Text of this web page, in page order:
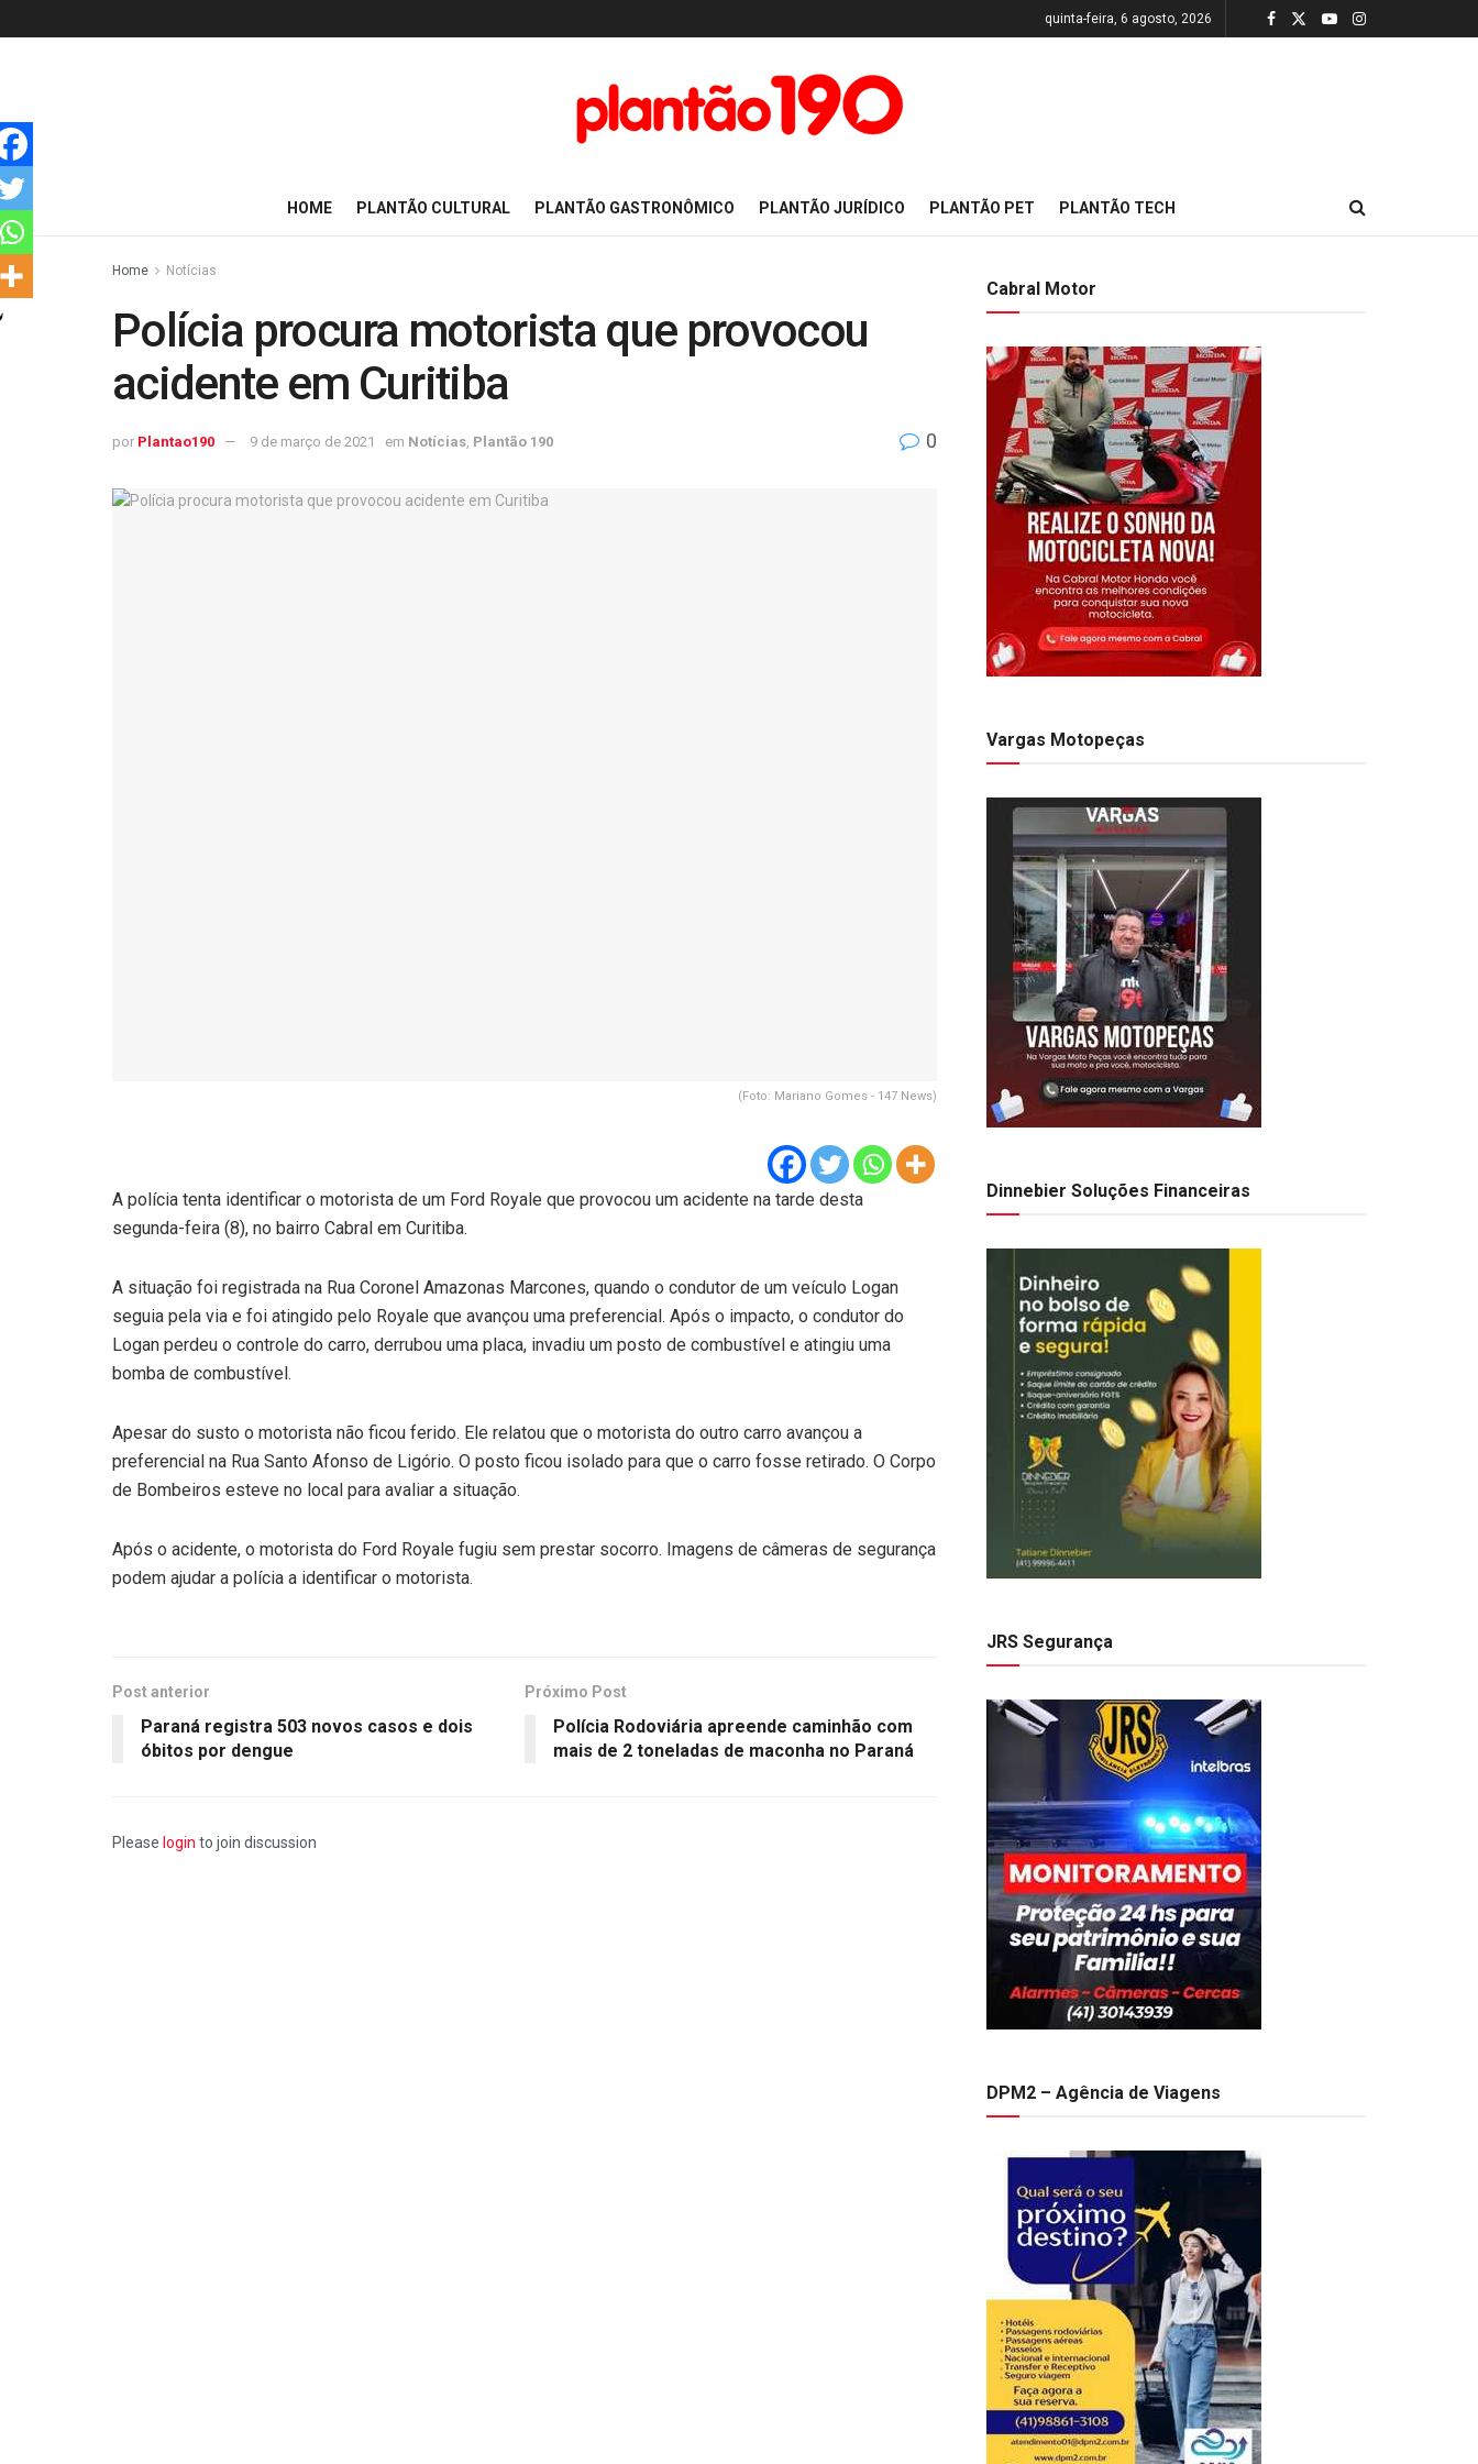
quinta-feira, 6 agosto, 2026
HOME PLANTÃO CULTURAL PLANTÃO GASTRONÔMICO PLANTÃO JURÍDICO PLANTÃO PET PLANTÃO TECH
Home Notícias
Polícia procura motorista que provocou
acidente em Curitiba
por Plantao190 9 de março de 2021 em Notícias Plantão 190 0
(Foto: Mariano Gomes - 147 News)
A polícia tenta identificar o motorista de um Ford Royale que provocou um acidente na tarde desta
segunda-feira (8), no bairro Cabral em Curitiba.
A situação foi registrada na Rua Coronel Amazonas Marcones, quando o condutor de um veículo Logan
seguia pela via e foi atingido pelo Royale que avançou uma preferencial. Após o impacto, o condutor do
Logan perdeu o controle do carro, derrubou uma placa, invadiu um posto de combustível e atingiu uma
bomba de combustível.
Apesar do susto o motorista não ficou ferido. Ele relatou que o motorista do outro carro avançou a
preferencial na Rua Santo Afonso de Ligório. O posto ficou isolado para que o carro fosse retirado. O Corpo
de Bombeiros esteve no local para avaliar a situação.
Após o acidente, o motorista do Ford Royale fugiu sem prestar socorro. Imagens de câmeras de segurança
podem ajudar a polícia a identificar o motorista.
Post anterior
Paraná registra 503 novos casos e dois
óbitos por dengue
Próximo Post
Polícia Rodoviária apreende caminhão com
mais de 2 toneladas de maconha no Paraná
Please login to join discussion
Cabral Motor
Vargas Motopeças
Dinnebier Soluções Financeiras
JRS Segurança
DPM2 – Agência de Viagens